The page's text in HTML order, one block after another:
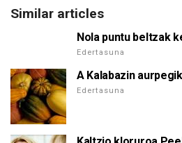
Similar articles
Nola puntu beltzak
Edertasuna
A Kalabazin
Edertasuna